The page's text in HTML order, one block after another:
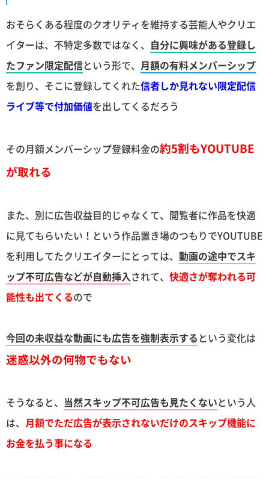
おそらくある程度のクオリティを維持する芸能人やクリエ
イターは、不特定多数ではなく、 自分に興味がある登録し
たファン限定配信という形で、 月額の有料メンバーシップ
を創り、そこに登録してくれた信者しか見れない限定配信
ライブ等で付加価値を出してくるだろう
その月額メンバーシップ登録料金の約5割もYOUTUBE
が取れる
また、別に広告収益目的じゃなくて、閲覧者に作品を快適
に見てもらいたい！という作品置き場のつもりでYOUTUBE
を利用してたクリエイターにとっては、 動画の途中でスキ
ップ不可広告などが自動挿入されて、 快適さが奪われる可
能性も出てくるので
今回の未収益な動画にも広告を強制表示するという変化は
迷惑以外の何物でもない
そうなると、 当然スキップ不可広告も見たくないという人
は、 月額でただ広告が表示されないだけのスキップ機能に
お金を払う事になる